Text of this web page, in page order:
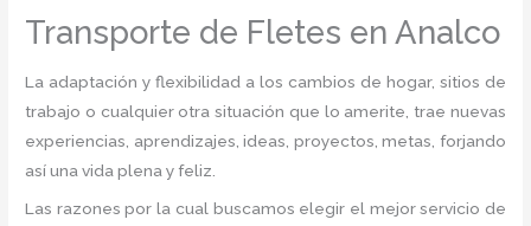
Transporte de Fletes en Analco
La adaptación y flexibilidad a los cambios de hogar, sitios de
trabajo o cualquier otra situación que lo amerite, trae nuevas
experiencias, aprendizajes, ideas, proyectos, metas, forjando
así una vida plena y feliz.
Las razones por la cual buscamos elegir el mejor servicio de